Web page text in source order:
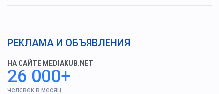
РЕКЛАМА И ОБЪЯВЛЕНИЯ
НА САЙТЕ MEDIAKUB.NET
26 000+
человек в месяц